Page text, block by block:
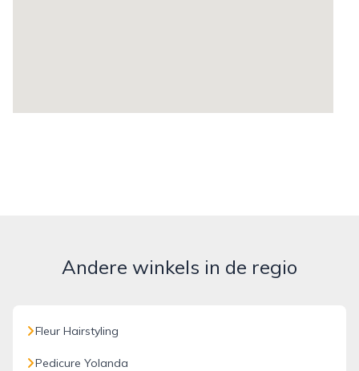
Andere winkels in de regio
Fleur Hairstyling
Pedicure Yolanda